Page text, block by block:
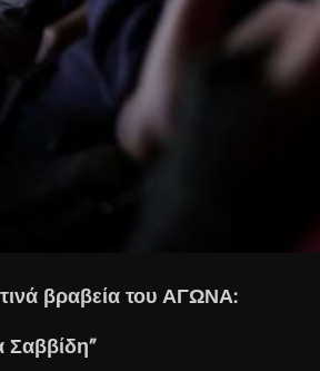
βραβεία του ΑΓΩΝΑ:
Σαββίδη”